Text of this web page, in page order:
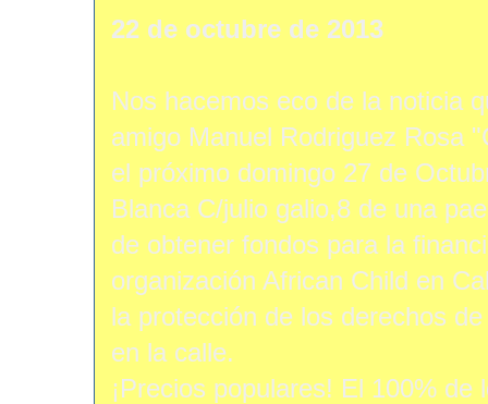
22 de octubre de 2013
Nos hacemos eco de la noticia
amigo Manuel Rodriguez Rosa
el próximo domingo 27 de
Blanca C/julio galio,8 de una
de obtener fondos para la
organización African Child en
la protección de los derechos
en la calle.
¡Precios populares! El 100%